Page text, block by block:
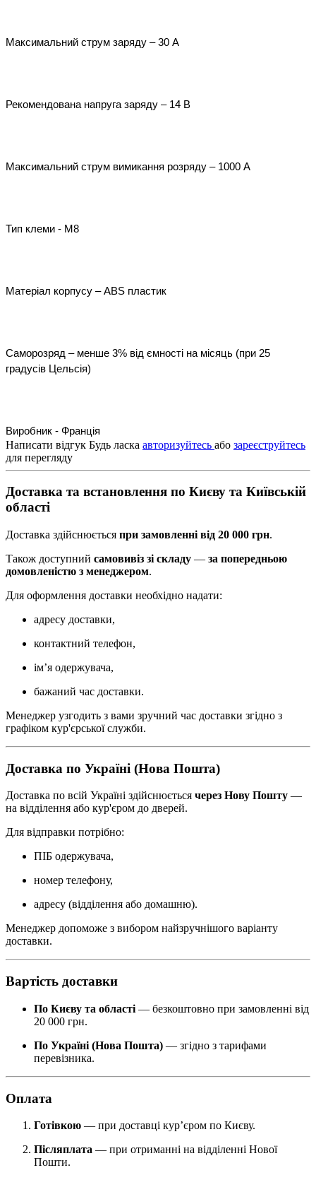
Максимальний струм заряду – 30 А
Рекомендована напруга заряду – 14 В
Максимальний струм вимикання розряду – 1000 А
Тип клеми - М8
Матеріал корпусу – ABS пластик
Саморозряд – менше 3% від ємності на місяць (при 25
градусів Цельсія)
Виробник - Франція
Написати відгук Будь ласка авторизуйтесь або зареєструйтесь
для перегляду
Доставка та встановлення по Києву та Київській
області
Доставка здійснюється при замовленні від 20 000 грн.
Також доступний самовивіз зі складу — за попередньою
домовленістю з менеджером.
Для оформлення доставки необхідно надати:
адресу доставки,
контактний телефон,
ім’я одержувача,
бажаний час доставки.
Менеджер узгодить з вами зручний час доставки згідно з
графіком кур'єрської служби.
Доставка по Україні (Нова Пошта)
Доставка по всій Україні здійснюється через Нову Пошту —
на відділення або кур'єром до дверей.
Для відправки потрібно:
ПІБ одержувача,
номер телефону,
адресу (відділення або домашню).
Менеджер допоможе з вибором найзручнішого варіанту
доставки.
Вартість доставки
По Києву та області — безкоштовно при замовленні від
20 000 грн.
По Україні (Нова Пошта) — згідно з тарифами
перевізника.
Оплата
Готівкою — при доставці кур’єром по Києву.
Післяплата — при отриманні на відділенні Нової
Пошти.